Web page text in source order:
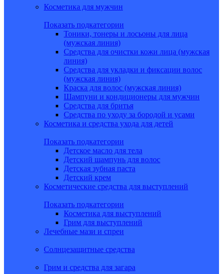
Косметика для мужчин
Показать подкатегории
Тоники, тонеры и лосьоны для лица
(мужская линия)
Средства для очистки кожи лица (мужская
линия)
Средства для укладки и фиксации волос
(мужская линия)
Краска для волос (мужская линия)
Шампуни и кондиционеры для мужчин
Средства для бритья
Средства по уходу за бородой и усами
Косметика и средства ухода для детей
Показать подкатегории
Детское масло для тела
Детский шампунь для волос
Детская зубная паста
Детский крем
Косметические средства для выступлений
Показать подкатегории
Косметика для выступлений
Грим для выступлений
Лечебные мази и спреи
Солнцезащитные средства
Грим и средства для загара